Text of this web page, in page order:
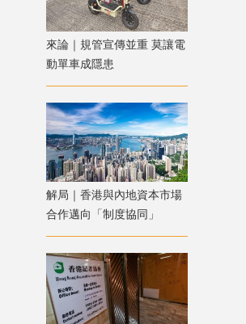
來論｜規管宣傳並重 莫讓電
動單車成隱患
解局｜香港與內地資本市場
合作邁向「制度協同」